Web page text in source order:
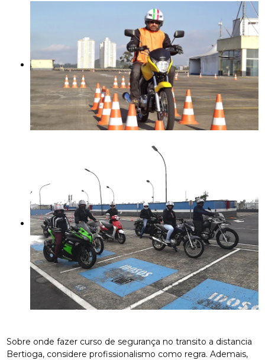
Sobre onde fazer curso de segurança no transito a distancia
Bertioga, considere profissionalismo como regra. Ademais,